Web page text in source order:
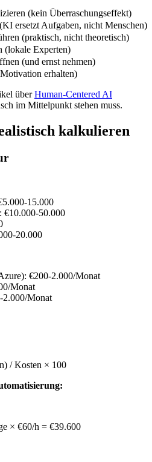
(kein Überraschungseffekt)
ersetzt Aufgaben, nicht Menschen)
(praktisch, nicht theoretisch)
(lokale Experten)
(und ernst nehmen)
erhalten)
überHuman-Centered AI
im Mittelpunkt stehen muss.
kalkulieren
15.000
€10.000-50.000
20.000
€200-2.000/Monat
Monat
2.000/Monat
/ Kosten × 100
× €60/h = €39.600